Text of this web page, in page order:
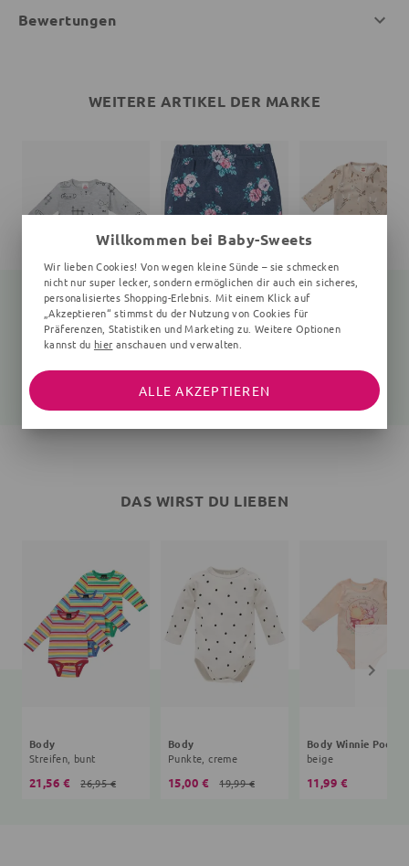
Bewertungen
WEITERE ARTIKEL DER MARKE
Body Hund
14,80 €
Leggings
16,99 € 22,99 €
DAS WIRST DU LIEBEN
Body
Streifen, bunt
21,56 € 26,95 €
Body
Punkte, creme
15,00 € 19,99 €
Body Winnie Pooh
beige
11,99 €
Willkommen bei Baby-Sweets
Wir lieben Cookies! Von wegen kleine Sünde – sie schmecken
nicht nur super lecker, sondern ermöglichen dir auch ein sicheres,
personalisiertes Shopping-Erlebnis. Mit einem Klick auf
„Akzeptieren“ stimmst du der Nutzung von Cookies für
Präferenzen, Statistiken und Marketing zu. Weitere Optionen
kannst du hier anschauen und verwalten.
ALLE AKZEPTIEREN